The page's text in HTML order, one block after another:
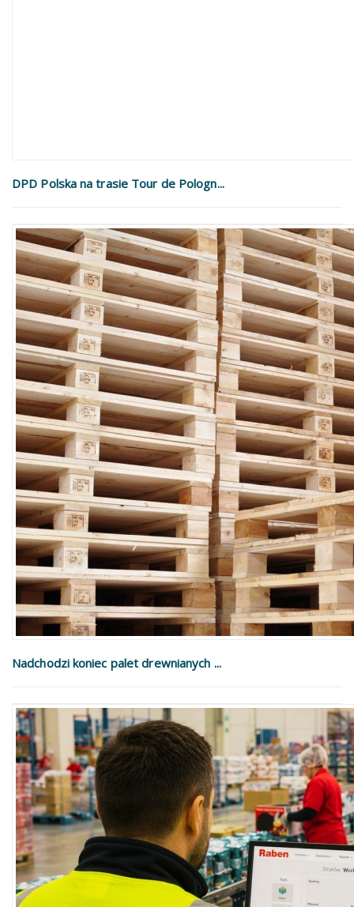
DPD Polska na trasie Tour de Pologn...
Nadchodzi koniec palet drewnianych ...